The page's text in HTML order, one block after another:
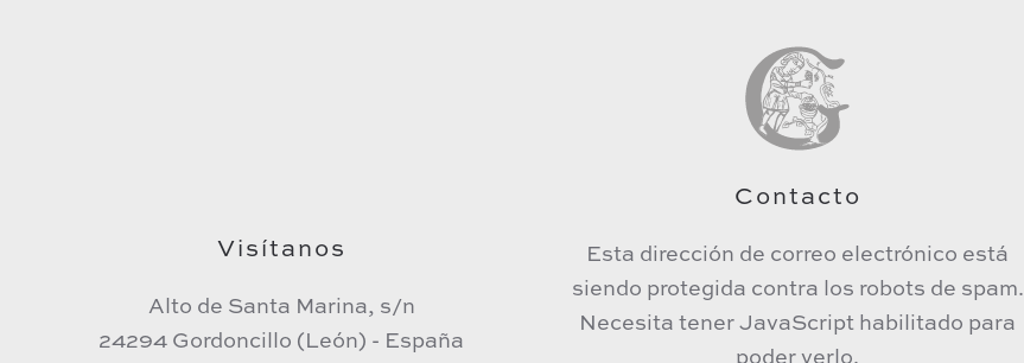
Visítanos
Alto de Santa Marina, s/n
24294 Gordoncillo (León) - España
Contacto
Esta dirección de correo electrónico está
siendo protegida contra los robots de spam.
Necesita tener JavaScript habilitado para
poder verlo.